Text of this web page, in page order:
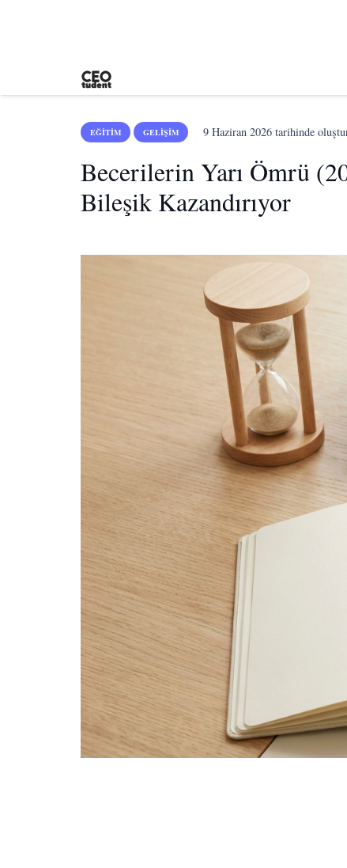
EĞITIM GELIŞIM 9 Haziran 2026 tarihinde
Becerilerin Yarı Ömrü
Bileşik Kazandırıyor